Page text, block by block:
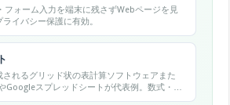
フォーム入力を端末に残さずWebページを見
イバシー保護に有効。
れるグリッド状の表計算ソフトウェアまた
Googleスプレッドシートが代表例。数式・グ
能を持ち、業務のデータ管理に広く使われ